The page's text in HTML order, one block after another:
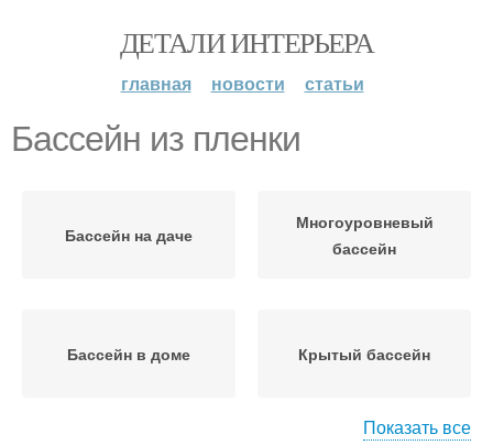
ДЕТАЛИ ИНТЕРЬЕРА
главная новости статьи
Бассейн из пленки
Бассейн на даче
Многоуровневый
бассейн
Бассейн в доме Крытый бассейн
Показать все